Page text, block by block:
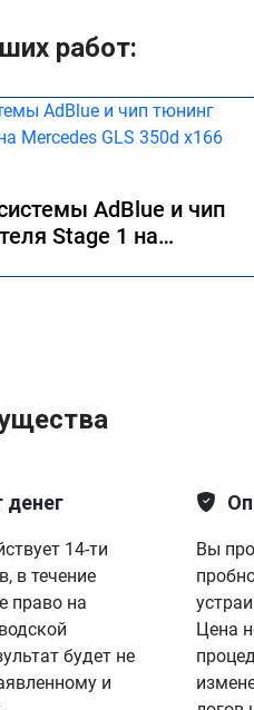
работ:
AdBlue и чип
Stage 1 на
денег
14-ти
в течение
право на
будет не
и
Вы
Цена